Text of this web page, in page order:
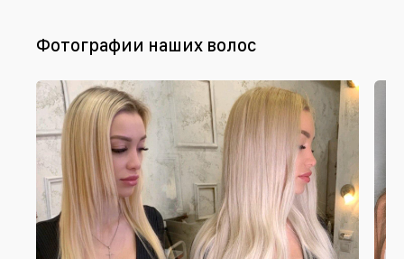
Фотографии наших волос